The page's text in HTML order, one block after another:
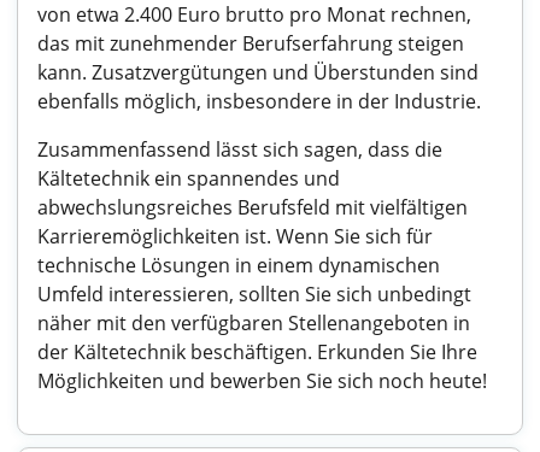
von etwa 2.400 Euro brutto pro Monat rechnen,
das mit zunehmender Berufserfahrung steigen
kann. Zusatzvergütungen und Überstunden sind
ebenfalls möglich, insbesondere in der Industrie.
Zusammenfassend lässt sich sagen, dass die
Kältetechnik ein spannendes und
abwechslungsreiches Berufsfeld mit vielfältigen
Karrieremöglichkeiten ist. Wenn Sie sich für
technische Lösungen in einem dynamischen
Umfeld interessieren, sollten Sie sich unbedingt
näher mit den verfügbaren Stellenangeboten in
der Kältetechnik beschäftigen. Erkunden Sie Ihre
Möglichkeiten und bewerben Sie sich noch heute!